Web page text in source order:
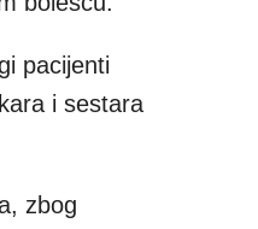
pacijenti
i sestara
zbog